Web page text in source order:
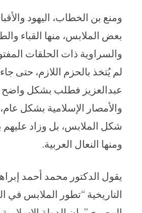
ومنع بن الخطاب، اليهود
بعض الملابس، منها القباء
والسراوية ذات الحلقات
لم يُتخذ بالحزم اللازم، حتى
عبدالعزيز فطلب بشكل واضح
والأمصار الإسلامية بشكل
شكل الملابس، بل وزاد
ومنها النعال العربية.
يقول الدكتور محمد أحمد
التاريخية “تطور الملابس في